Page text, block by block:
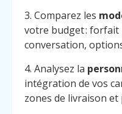
3. Comparez les
votre budget : forfait
conversation,
4. Analysez la
intégration de vos
zones de livraison et